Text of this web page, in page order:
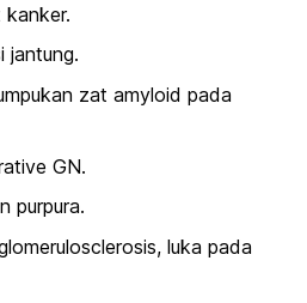
jantung.
zat amyloid pada
GN.
purpura.
luka pada